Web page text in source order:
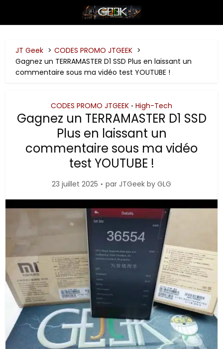
JT Geek
CODES PROMO JTGEEK
Gagnez un TERRAMASTER D1 SSD Plus en laissant un
commentaire sous ma vidéo test YOUTUBE !
CODES PROMO JTGEEK • High-Tech
Gagnez un TERRAMASTER D1 SSD
Plus en laissant un
commentaire sous ma vidéo
test YOUTUBE !
23 juillet 2025 par JTGeek by GLG